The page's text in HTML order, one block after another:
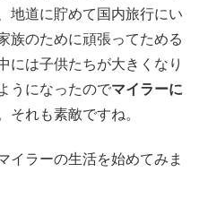
地道に貯めて国内旅行にい
族のために頑張ってためる
には子供たちが大きくなり
うになったのでマイラーに
それも素敵ですね。
イラーの生活を始めてみま